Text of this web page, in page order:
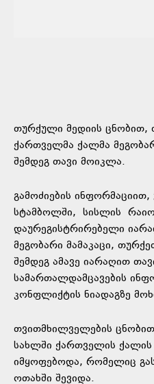
თურქული მედიის ცნობით,
ქართველმა ქალმა
შემდეგ თავი მოიკლა.
გამოძიების ინფორმაციით,
სტამბოლში, სისლის
დაურეგისტრირებელი
მეგობარი მამაკაცი,
შემდეგ ამავე იარაღით
სამართალდამცავების
კონფლიქტის ნიადაგზე
თვითმხილველების
სახლში ქართველის
იმყოფებოდა, რომელიც
ოთახში შევიდა.